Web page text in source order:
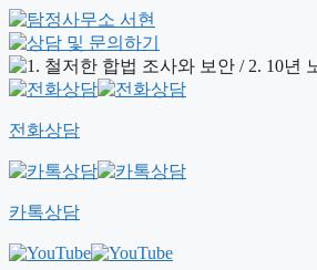
전화상담
카톡상담